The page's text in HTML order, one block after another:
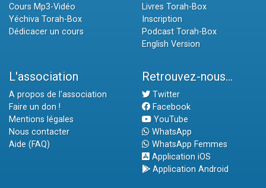
Cours Mp3-Vidéo
Yéchiva Torah-Box
Dédicacer un cours
Livres Torah-Box
Inscription
Podcast Torah-Box
English Version
L'association
A propos de l'association
Faire un don !
Mentions légales
Nous contacter
Aide (FAQ)
Retrouvez-nous...
Twitter
Facebook
YouTube
WhatsApp
WhatsApp Femmes
Application iOS
Application Android